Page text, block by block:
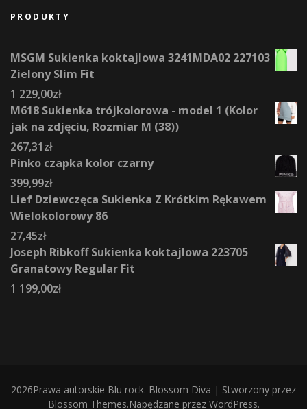
PRODUKTY
MSGM Sukienka koktajlowa 3241MDA02 227103
Zielony Slim Fit
1 229,00zł
M618 Sukienka trójkolorowa - model 1 (Kolor
jak na zdjęciu, Rozmiar M (38))
267,31zł
Pinko czapka kolor czarny
399,99zł
Lief Dziewczęca Sukienka Z Krótkim Rękawem
Wielokolorowy 86
27,45zł
Joseph Ribkoff Sukienka koktajlowa 223705
Granatowy Regular Fit
1 199,00zł
2026Prawa autorskie Blu rock. Blossom Diva | Stworzony przez
Blossom Themes.Napędzane przez WordPress.